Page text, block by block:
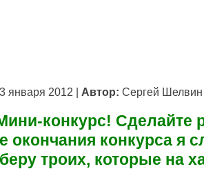
января 2012 | Автор: Сергей Шелвин
конкурс! Сделайте
окончания конкурса я
троих, которые на